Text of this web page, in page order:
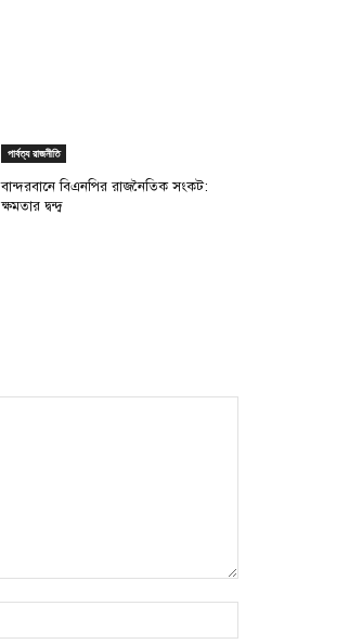
পার্বত্য রাজনীতি
বান্দরবানে বিএনপির রাজনৈতিক সংকট:
ক্ষমতার দ্বন্দ্ব